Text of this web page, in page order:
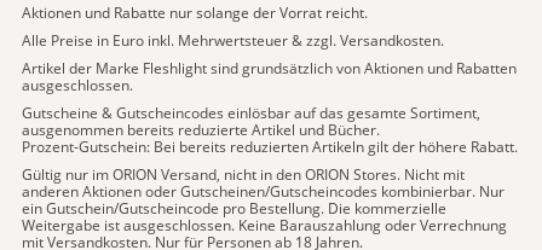
Aktionen und Rabatte nur solange der Vorrat reicht.
Alle Preise in Euro inkl. Mehrwertsteuer & zzgl. Versandkosten.
Artikel der Marke Fleshlight sind grundsätzlich von Aktionen und Rabatten
ausgeschlossen.
Gutscheine & Gutscheincodes einlösbar auf das gesamte Sortiment,
ausgenommen bereits reduzierte Artikel und Bücher.
Prozent-Gutschein: Bei bereits reduzierten Artikeln gilt der höhere Rabatt.
Gültig nur im ORION Versand, nicht in den ORION Stores. Nicht mit
anderen Aktionen oder Gutscheinen/Gutscheincodes kombinierbar. Nur
ein Gutschein/Gutscheincode pro Bestellung. Die kommerzielle
Weitergabe ist ausgeschlossen. Keine Barauszahlung oder Verrechnung
mit Versandkosten. Nur für Personen ab 18 Jahren.